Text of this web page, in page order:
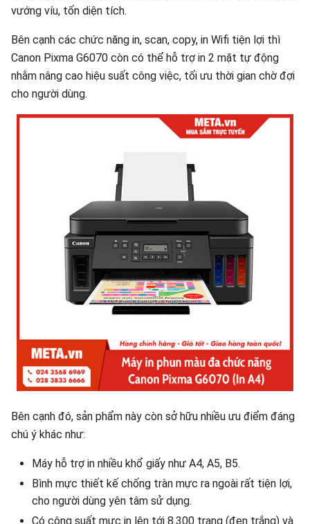
vướng víu, tốn diện tích.
Bên cạnh các chức năng in, scan, copy, in Wifi tiện lợi thì
Canon Pixma G6070 còn có thể hỗ trợ in 2 mặt tự động
nhằm nâng cao hiệu suất công việc, tối ưu thời gian chờ đợi
cho người dùng.
Bên cạnh đó, sản phẩm này còn sở hữu nhiều ưu điểm đáng
chú ý khác như:
Máy hỗ trợ in nhiều khổ giấy như A4, A5, B5.
Bình mực thiết kế chống tràn mực ra ngoài rất tiện lợi,
cho người dùng yên tâm sử dụng.
Có công suất mực in lên tới 8.300 trang (đen trắng) và